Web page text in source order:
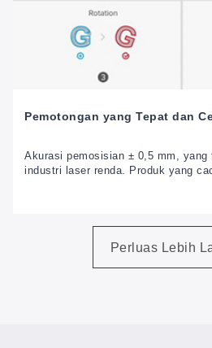
Pemotongan yang Tepat dan
Akurasi pemosisian ± 0,5 mm, yang
industri laser renda. Produk yang
Perluas Lebih